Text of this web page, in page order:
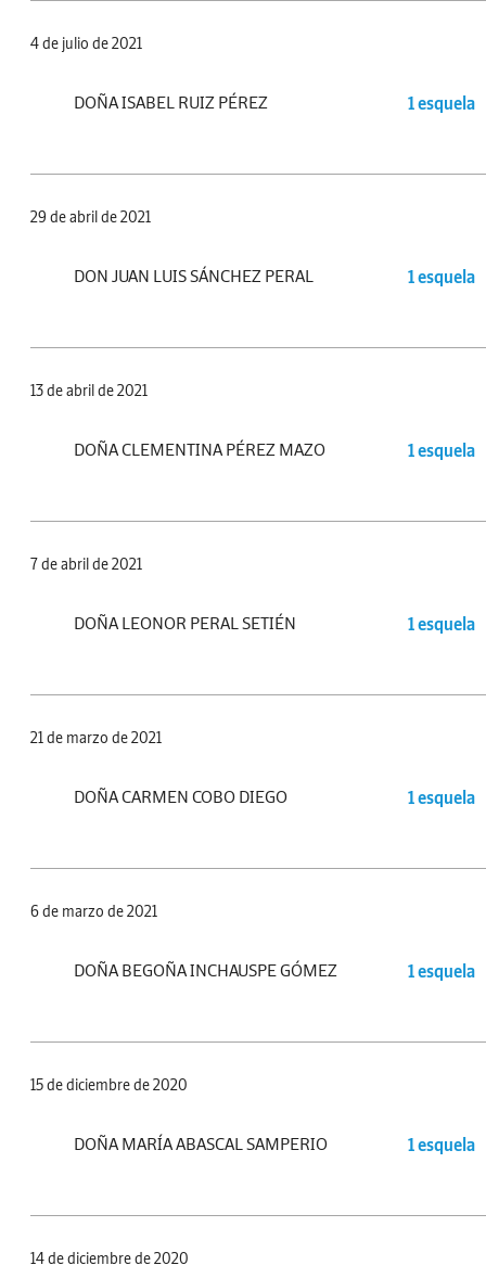
4 de julio de 2021
DOÑA ISABEL RUIZ PÉREZ 1 esquela
29 de abril de 2021
DON JUAN LUIS SÁNCHEZ PERAL 1 esquela
13 de abril de 2021
DOÑA CLEMENTINA PÉREZ MAZO 1 esquela
7 de abril de 2021
DOÑA LEONOR PERAL SETIÉN 1 esquela
21 de marzo de 2021
DOÑA CARMEN COBO DIEGO 1 esquela
6 de marzo de 2021
DOÑA BEGOÑA INCHAUSPE GÓMEZ 1 esquela
15 de diciembre de 2020
DOÑA MARÍA ABASCAL SAMPERIO 1 esquela
14 de diciembre de 2020